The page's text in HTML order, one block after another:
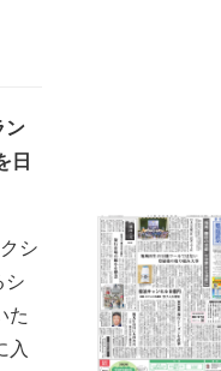
ン
日
シ
シ
た
入